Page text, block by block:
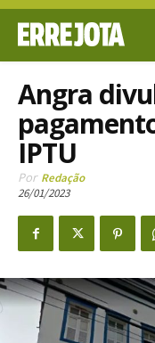
Angra
IPTU
Por Redação
26/01/2023